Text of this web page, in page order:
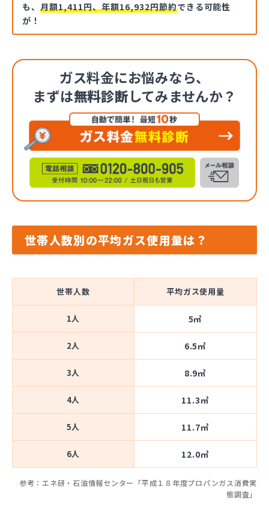
も、 月額1,411円、年額16,932円節約できる可能性
が！
ガス料金にお悩みなら、
まずは無料診断してみませんか？
世帯人数別の平均ガス使用量は？
世帯人数 平均ガス使用量
1人 5㎥
2人 6.5㎥
3人 8.9㎥
4人 11.3㎥
5人 11.7㎥
6人 12.0㎥
参考：エネ研・石油情報センター「平成１８年度プロパンガス消費実
態調査」